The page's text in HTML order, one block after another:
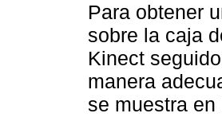
Para obtener
sobre la caja
Kinect
manera
se muestra en